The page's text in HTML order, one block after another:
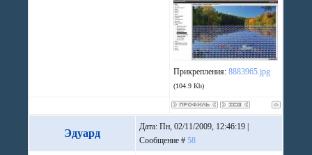
Прикрепления:8883965.jpg
(104.9 Kb)
Эдуард
Дата: Пн, 02/11/2009, 12:46:19 |
Сообщение #58